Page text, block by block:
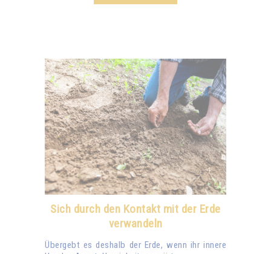
Sich durch den Kontakt mit der Erde
verwandeln
Übergebt es deshalb der Erde, wenn ihr innere